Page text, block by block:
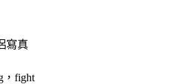
寫真
，fight